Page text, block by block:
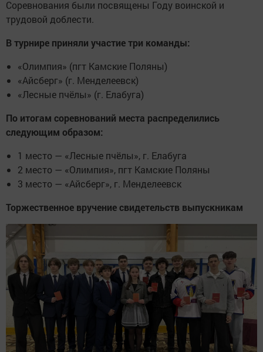
Соревнования были посвящены Году воинской и
трудовой доблести.
В турнире приняли участие три команды:
«Олимпия» (пгт Камские Поляны)
«Айсберг» (г. Менделеевск)
«Лесные пчёлы» (г. Елабуга)
По итогам соревнований места распределились
следующим образом:
1 место — «Лесные пчёлы», г. Елабуга
2 место — «Олимпия», пгт Камские Поляны
3 место — «Айсберг», г. Менделеевск
Торжественное вручение свидетельств выпускникам